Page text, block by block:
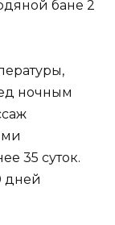
бане 2
ночным
35 суток.
дней